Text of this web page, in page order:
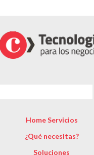
Home Servicios
¿Qué necesitas?
Soluciones